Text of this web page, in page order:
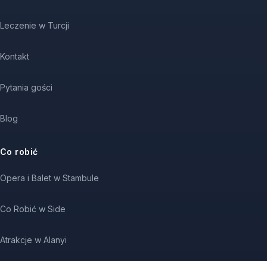
Leczenie w Turcji
Kontakt
Pytania gości
Blog
Co robić
Opera i Balet w Stambule
Co Robić w Side
Atrakcje w Alanyi